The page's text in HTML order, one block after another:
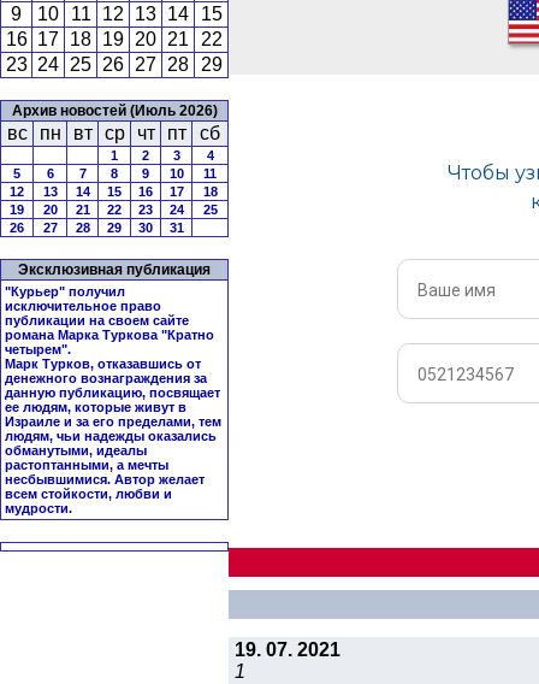
9
10 11 12 13 14
15
16 17 18 19 20 21
22
23 24 25 26 27 28 29
Архив новостей (Июль 2026)
вс пн вт ср чт пт сб
1 2 3
4
5
6 7 8 9 10
11
12
13 14 15 16 17
18
19
20 21 22 23 24
25
26
27 28 29 30 31
Эксклюзивная публикация
"Курьер" получил
исключительное право
публикации на своем сайте
романа Марка Туркова "Кратно
четырем".
Марк Турков, отказавшись от
денежного вознаграждения за
данную публикацию, посвящает
ее людям, которые живут в
Израиле и за его пределами, тем
людям, чьи надежды оказались
обманутыми, идеалы
растоптанными, а мечты
несбывшимися. Автор желает
всем стойкости, любви и
мудрости.
19. 07. 2021
1